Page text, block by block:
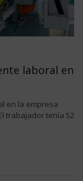
laboral en
en la empresa
trabajador tenía 52